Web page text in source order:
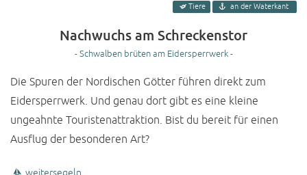
Tiere an der Waterkant
Nachwuchs am Schreckenstor
- Schwalben brüten am Eidersperrwerk -
Die Spuren der Nordischen Götter führen direkt zum
Eidersperrwerk. Und genau dort gibt es eine kleine
ungeahnte Touristenattraktion. Bist du bereit für einen
Ausflug der besonderen Art?